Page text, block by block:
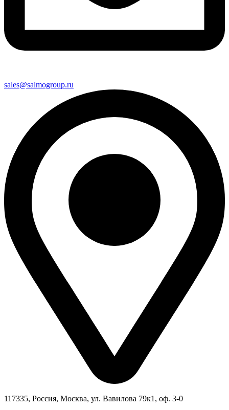
sales@salmogroup.ru
117335, Россия, Москва, ул. Вавилова 79к1, оф. 3-0